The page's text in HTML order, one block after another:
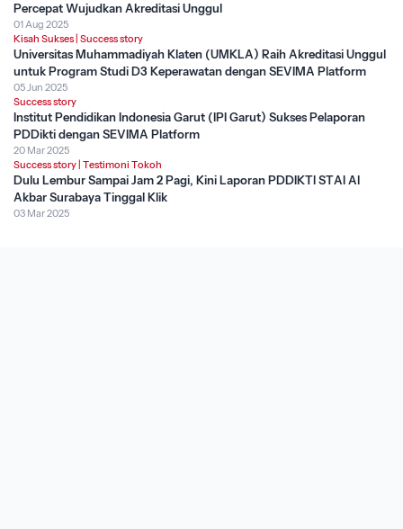
Percepat Wujudkan Akreditasi Unggul
01 Aug 2025
Kisah Sukses Success story
Universitas Muhammadiyah Klaten (UMKLA) Raih Akreditasi Unggul
untuk Program Studi D3 Keperawatan dengan SEVIMA Platform
05 Jun 2025
Success story
Institut Pendidikan Indonesia Garut (IPI Garut) Sukses Pelaporan
PDDikti dengan SEVIMA Platform
20 Mar 2025
Success story Testimoni Tokoh
Dulu Lembur Sampai Jam 2 Pagi, Kini Laporan PDDIKTI STAI Al
Akbar Surabaya Tinggal Klik
03 Mar 2025